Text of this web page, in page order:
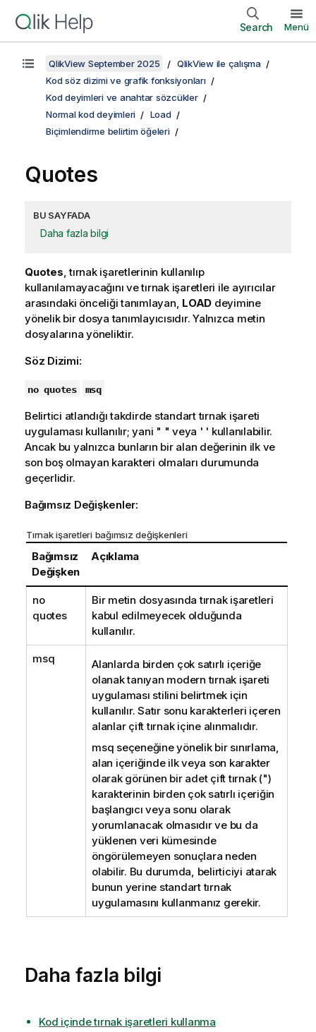
Search Menü
QlikView September 2025
QlikView ile çalışma
Kod söz dizimi ve grafik fonksiyonları
Kod deyimleri ve anahtar sözcükler
Normal kod deyimleri
Load
Biçimlendirme belirtim öğeleri
Quotes
BU SAYFADA
Daha fazla bilgi
Quotes, tırnak işaretlerinin kullanılıp
kullanılamayacağını ve tırnak işaretleri ile ayırıcılar
arasındaki önceliği tanımlayan, LOAD deyimine
yönelik bir dosya tanımlayıcısıdır. Yalnızca metin
dosyalarına yöneliktir.
Söz Dizimi:
no quotes msq
Belirtici atlandığı takdirde standart tırnak işareti
uygulaması kullanılır; yani " " veya ' ' kullanılabilir.
Ancak bu yalnızca bunların bir alan değerinin ilk ve
son boş olmayan karakteri olmaları durumunda
geçerlidir.
Bağımsız Değişkenler:
Tırnak işaretleri bağımsız değişkenleri
Bağımsız
Değişken
Açıklama
no
quotes
Bir metin dosyasında tırnak işaretleri
kabul edilmeyecek olduğunda
kullanılır.
msq
Alanlarda birden çok satırlı içeriğe
olanak tanıyan modern tırnak işareti
uygulaması stilini belirtmek için
kullanılır. Satır sonu karakterleri içeren
alanlar çift tırnak içine alınmalıdır.
msq seçeneğine yönelik bir sınırlama,
alan içeriğinde ilk veya son karakter
olarak görünen bir adet çift tırnak (")
karakterinin birden çok satırlı içeriğin
başlangıcı veya sonu olarak
yorumlanacak olmasıdır ve bu da
yüklenen veri kümesinde
öngörülemeyen sonuçlara neden
olabilir. Bu durumda, belirticiyi atarak
bunun yerine standart tırnak
uygulamasını kullanmanız gerekir.
Daha fazla bilgi
Kod içinde tırnak işaretleri kullanma